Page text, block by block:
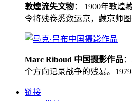
敦煌流失文物： 1900年敦煌
令将残卷悉数运京，藏京师
Marc Riboud 中国摄影作品
个方向记录战争的残暴。
链接